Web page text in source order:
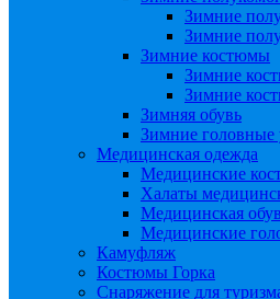
Зимние
Зимние
Зимние костюмы
Зимние
Зимние
Зимняя обувь
Зимние головные
Медицинская одежда
Медицинские
Халаты
Медицинская
Медицинские
Камуфляж
Костюмы Горка
Снаряжение для